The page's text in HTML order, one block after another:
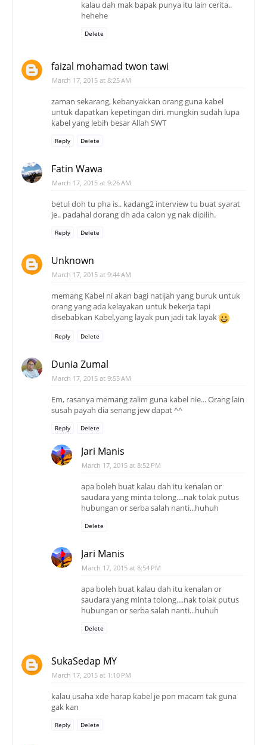
kalau dah mak bapak punya itu lain cerita..
hehehe
Delete
faizal mohamad twon tawi
March 17, 2015 at 8:25 AM
zaman sekarang, kebanyakkan orang guna kabel
untuk dapatkan kepetingan diri. mungkin sudah lupa
kabel yang lebih besar Allah SWT
Reply Delete
Fatin Wawa
March 17, 2015 at 9:26 AM
betul doh tu pha is.. kadang2 interview tu buat syarat
je.. padahal dorang dh ada calon yg nak dipilih.
Reply Delete
Unknown
March 17, 2015 at 9:44 AM
memang Kabel ni akan bagi natijah yang buruk untuk
orang yang ada kelayakan untuk bekerja tapi
disebabkan Kabel,yang layak pun jadi tak layak
Reply Delete
Dunia Zumal
March 17, 2015 at 9:55 AM
Em, rasanya memang zalim guna kabel nie... Orang lain
susah payah dia senang jew dapat ^^
Reply Delete
Jari Manis
March 17, 2015 at 8:52 PM
apa boleh buat kalau dah itu kenalan or
saudara yang minta tolong....nak tolak putus
hubungan or serba salah nanti...huhuh
Delete
Jari Manis
March 17, 2015 at 8:54 PM
apa boleh buat kalau dah itu kenalan or
saudara yang minta tolong....nak tolak putus
hubungan or serba salah nanti...huhuh
Delete
SukaSedap MY
March 17, 2015 at 1:10 PM
kalau usaha xde harap kabel je pon macam tak guna
gak kan
Reply Delete